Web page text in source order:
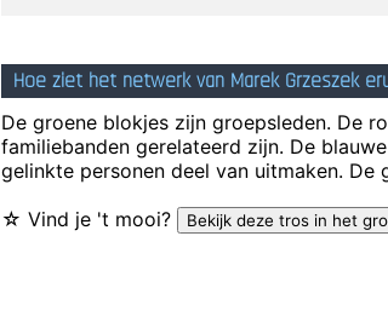
Hoe ziet het netwerk van Marek Grzeszek
De groene blokjes zijn groepsleden. De
familiebanden gerelateerd zijn. De
gelinkte personen deel van uitmaken. De
☆ Vind je 't mooi?